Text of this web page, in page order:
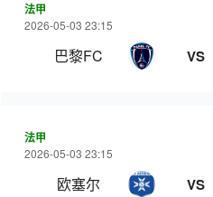
法甲
2026-05-03 23:15
巴黎FC VS
法甲
2026-05-03 23:15
欧塞尔 VS